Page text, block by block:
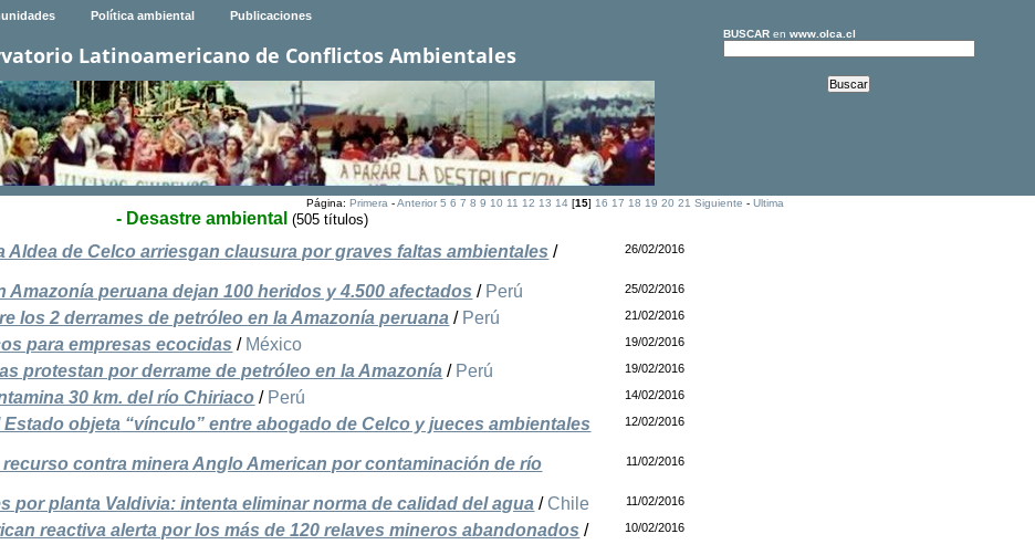
Política ambiental Publicaciones
Latinoamericano de Conflictos Ambientales
BUSCARen www.olca.cl
Página: Primera-Anterior 5 6 7 8 9 10 11 12 13 14[15] 16 17 18 19 20 21 Siguiente - Ultima
- Desastre ambiental (505 títulos)
Aldea de Celco arriesgan clausura por graves faltas ambientales /
26/02/2016
Amazonía peruana dejan 100 heridos y 4.500 afectados / Perú 25/02/2016
los 2 derrames de petróleo en la Amazonía peruana / Perú 21/02/2016
para empresas ecocidas / México 19/02/2016
protestan por derrame de petróleo en la Amazonía / Perú 19/02/2016
30 km. del río Chiriaco / Perú 14/02/2016
objeta “vínculo” entre abogado de Celco y jueces ambientales
12/02/2016
contra minera Anglo American por contaminación de río
11/02/2016
por planta Valdivia: intenta eliminar norma de calidad del agua / Chile 11/02/2016
reactiva alerta por los más de 120 relaves mineros abandonados /
10/02/2016